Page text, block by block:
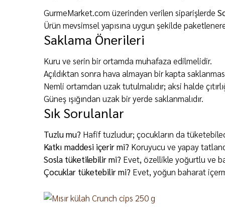
GurmeMarket.com üzerinden verilen siparişlerde
Ürün mevsimsel yapısına uygun şekilde
Saklama Önerileri
Kuru ve serin bir ortamda muhafaza edilmelidir.
Açıldıktan sonra hava almayan bir kapta
Nemli ortamdan uzak tutulmalıdır; aksi halde
Güneş ışığından uzak bir yerde saklanmalıdır.
Sık Sorulanlar
Tuzlu mu? Hafif tuzludur; çocukların da
Katkı maddesi içerir mi? Koruyucu ve yapay
Sosla tüketilebilir mi? Evet, özellikle yoğurtlu ve
Çocuklar tüketebilir mi? Evet, yoğun baharat